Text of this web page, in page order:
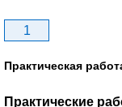
1
Практическая
Практические